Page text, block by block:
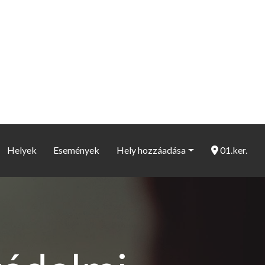
Helyek Események Hely hozzáadása 01.ker.